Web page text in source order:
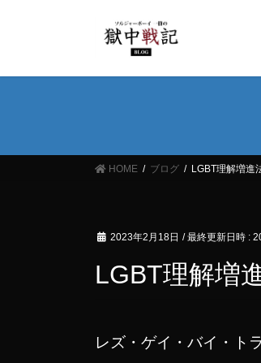
HOME ブログ LGBT理解増進
2023年2月18日 / 最終更新日時 :
LGBT理解増
レズ・ゲイ・バイ・ト